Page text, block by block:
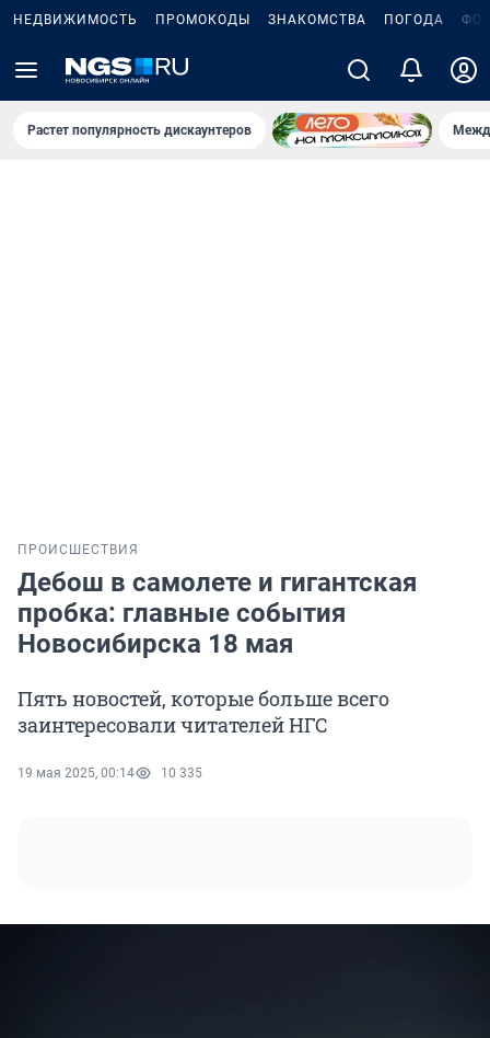
НЕДВИЖИМОСТЬ ПРОМОКОДЫ ЗНАКОМСТВА ПОГОДА
Растет популярность дискаунтеров
ПРОИСШЕСТВИЯ
Дебош в самолете и гигантская
пробка: главные события
Новосибирска 18 мая
Пять новостей, которые больше всего
заинтересовали читателей НГС
19 мая 2025, 00:14 10 335